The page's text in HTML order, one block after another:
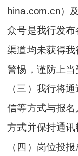
hina.com.cn）
众号是我行发
渠道均未获得
警惕，谨防上当
（三）我行将
信等方式与报
方式并保持通讯
（四）岗位投